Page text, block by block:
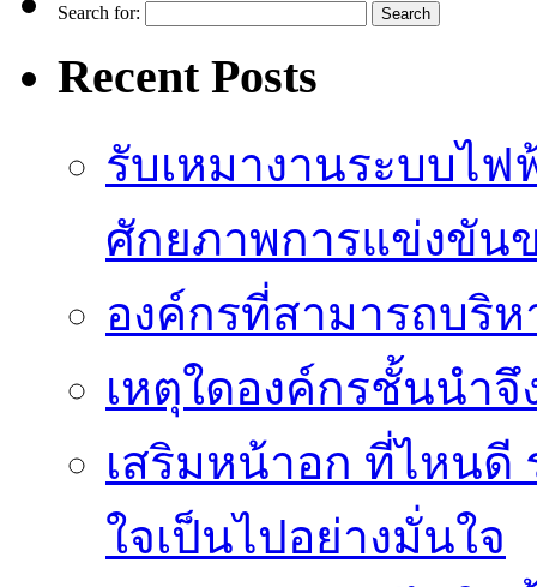
Search for:
Recent Posts
รับเหมางานระบบไ
ศักยภาพการแข่งขัน
องค์กรที่สามารถบริ
เหตุใดองค์กรชั้นนำ
เสริมหน้าอก ที่ไหนดี
ใจเป็นไปอย่างมั่นใจ